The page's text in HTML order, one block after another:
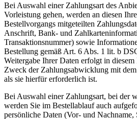
Bei Auswahl einer Zahlungsart des
Vorleistung gehen, werden an diesen
Bestellvorgangs mitgeteilten
Anschrift, Bank- und
Transaktionsnummer) sowie
Bestellung gemäß Art. 6 Abs. 1 lit. b
Weitergabe Ihrer Daten erfolgt in
Zweck der Zahlungsabwicklung mit
als sie hierfür erforderlich ist.
Bei Auswahl einer Zahlungsart, bei der
werden Sie im Bestellablauf auch
persönliche Daten (Vor- und Nachname,